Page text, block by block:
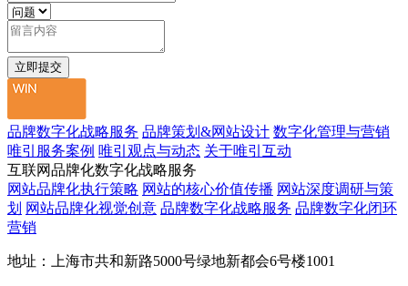
品牌数字化战略服务 品牌策划&网站设计 数字化管理与营销
唯引服务案例 唯引观点与动态 关于唯引互动
互联网品牌化数字化战略服务
网站品牌化执行策略 网站的核心价值传播 网站深度调研与策
划 网站品牌化视觉创意 品牌数字化战略服务 品牌数字化闭环
营销
地址：上海市共和新路5000号绿地新都会6号楼1001